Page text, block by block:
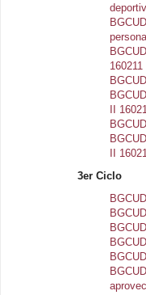
160211
II
II
3er Ciclo